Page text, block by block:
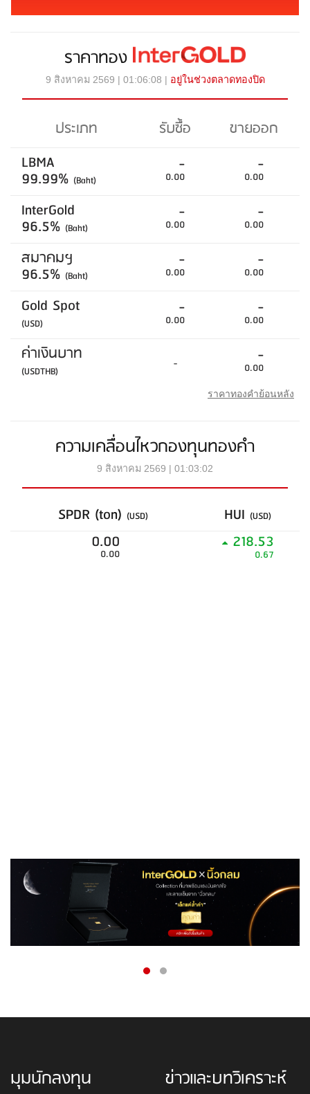
ราคาทอง
9 สิงหาคม 2569 | 01:06:08 | อยู่ในช่วงตลาดทองปิด
ประเภท รับซื้อ
ขายออก
LBMA
99.99% (Baht)
-
0.00
-
0.00
InterGold
96.5% (Baht)
-
0.00
-
0.00
สมาคมฯ
96.5% (Baht)
-
0.00
-
0.00
Gold Spot
(USD)
-
0.00
-
0.00
ค่าเงินบาท
(USDTHB) - -
0.00
ราคาทองคำย้อนหลัง
ความเคลื่อนไหวกองทุนทองคำ
9 สิงหาคม 2569 | 01:03:02
SPDR (ton) (USD) HUI (USD)
0.00
0.00
218.53
0.67
มุมนักลงทุน ข่าวและบทวิเคราะห์